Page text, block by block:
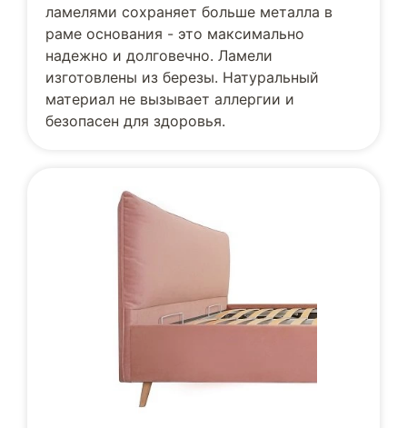
ламелями сохраняет больше металла в
раме основания - это максимально
надежно и долговечно. Ламели
изготовлены из березы. Натуральный
материал не вызывает аллергии и
безопасен для здоровья.